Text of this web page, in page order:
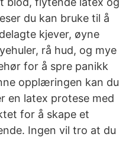
du kan bruke til å
kjever, øyne
rå hud, og mye
for å spre panikk
opplæringen kan du
en latex protese med
for å skape et
Ingen vil tro at du